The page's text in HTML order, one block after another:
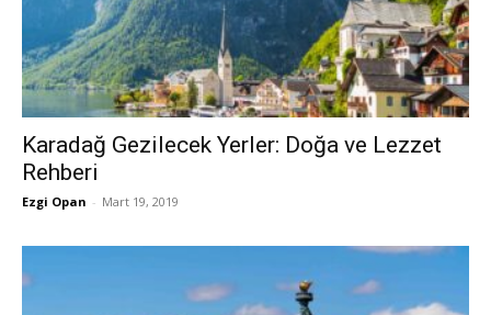
Karadağ Gezilecek Yerler: Doğa ve Lezzet
Rehberi
Ezgi Opan - Mart 19, 2019